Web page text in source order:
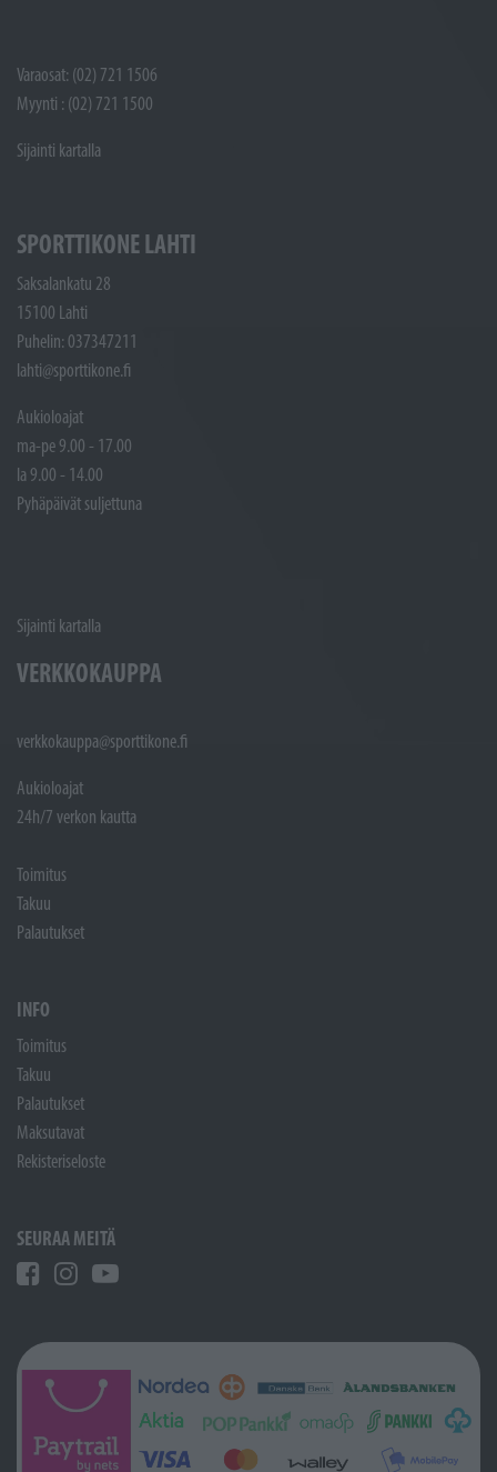
Varaosat: (02) 721 1506
Myynti : (02) 721 1500
Sijainti kartalla
SPORTTIKONE LAHTI
Saksalankatu 28
15100 Lahti
Puhelin: 037347211
lahti@sporttikone.fi
Aukioloajat
ma-pe 9.00 - 17.00
la 9.00 - 14.00
Pyhäpäivät suljettuna
Sijainti kartalla
VERKKOKAUPPA
verkkokauppa@sporttikone.fi
Aukioloajat
24h/7 verkon kautta
Toimitus
Takuu
Palautukset
INFO
Toimitus
Takuu
Palautukset
Maksutavat
Rekisteriseloste
SEURAA MEITÄ